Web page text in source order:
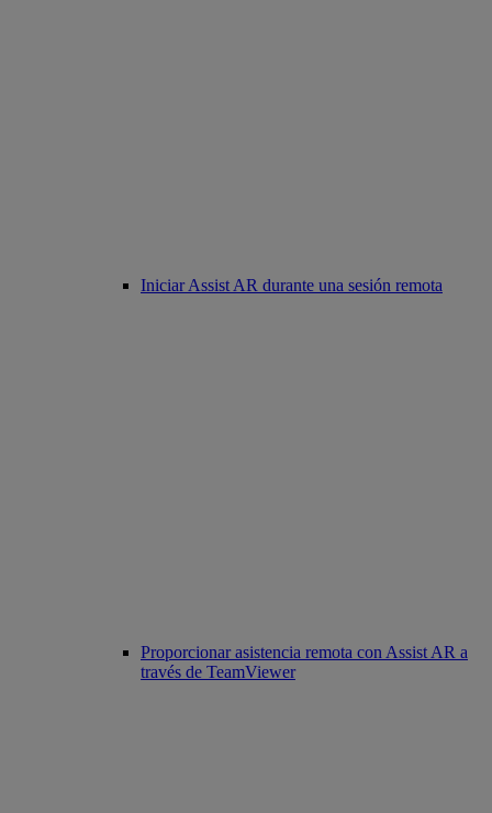
Iniciar Assist AR durante una sesión remota
Proporcionar asistencia remota con Assist AR a
través de TeamViewer